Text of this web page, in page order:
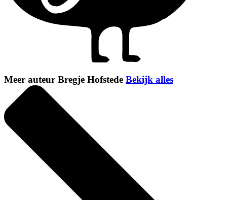
Meer auteur Bregje Hofstede Bekijk alles